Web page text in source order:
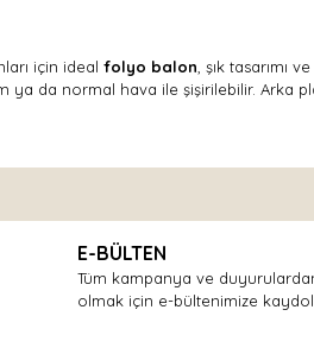
için ideal folyo balon , şık
ya da normal hava ile şişirilebilir.
Yorum Yaz
E-BÜLTEN
Tüm kampanya ve
olmak için e-bültenimize